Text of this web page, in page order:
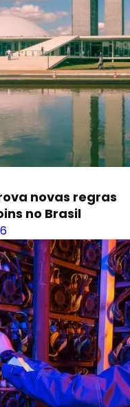
novas regras
no Brasil